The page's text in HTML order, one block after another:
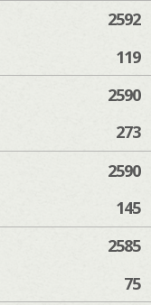
2592
119
2590
273
2590
145
2585
75